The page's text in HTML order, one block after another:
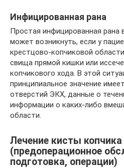
Инфицированная рана
Простая инфицированная рана
может возникнуть, если у
крестцово-копчиковой
свища прямой кишки или
копчикового хода. В этой
принципиальное значение
отверстий ЭКХ, данные о
информации о каких-либо
области.
Лечение кисты копчика
(предоперационное
подготовка, операции)